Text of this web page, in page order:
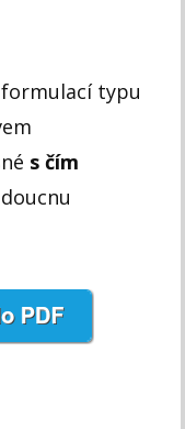
typu
s čím